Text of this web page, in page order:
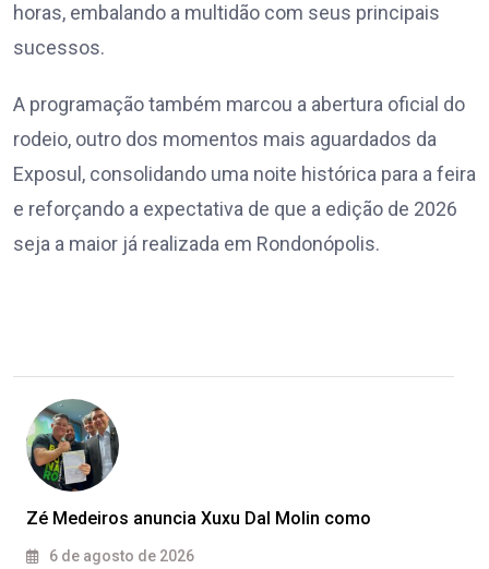
horas, embalando a multidão com seus principais
sucessos.
A programação também marcou a abertura oficial do
rodeio, outro dos momentos mais aguardados da
Exposul, consolidando uma noite histórica para a feira
e reforçando a expectativa de que a edição de 2026
seja a maior já realizada em Rondonópolis.
Zé Medeiros anuncia Xuxu Dal Molin como
6 de agosto de 2026